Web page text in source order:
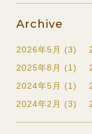
Archive
2026年5月 (3)
2025年8月 (1)
2024年5月 (1)
2024年2月 (3)